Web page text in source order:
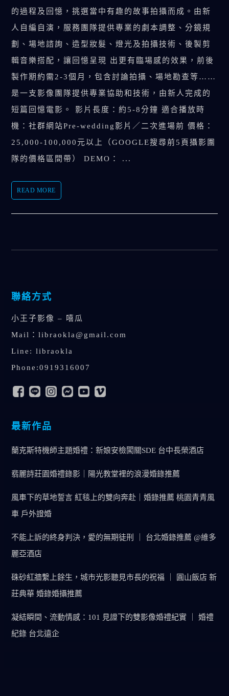
的過程及回憶，挑選當中有趣的故事拍攝而成。由新
人自編自演，服務團隊提供專業的劇本調整、分鏡規
劃、場地諮詢、造型妝髮、燈光及拍攝技術、後製剪
輯音樂搭配，讓回憶呈現 出更有臨場感的效果，前後
製作期約需2-3個月，包含討論拍攝、場地勘查等……
是一支影像團隊提供專業協助和技術，由新人完成的
短篇回憶電影。 影片長度：約5-8分鐘 適合播放時
機：社群網站Pre-wedding影片／二次進場前 價格：
25,000-100,000元以上（GOOGLE搜尋前5頁攝影團
隊的價格區間帶） DEMO： ...
READ MORE
聯絡方式
小王子影像 – 嘻瓜
Mail：libraokla@gmail.com
Line: libraokla
Phone:0919316007
最新作品
蘭克斯特機師主題婚禮：新娘安檢闖關SDE 台中長榮酒店
翡麗詩莊園婚禮錄影｜陽光教堂裡的浪漫婚錄推薦
風車下的草地誓言 紅毯上的雙向奔赴｜婚錄推薦 桃園青青風
車 戶外證婚
不能上訴的終身判決，愛的無期徒刑 ｜ 台北婚錄推薦 @維多
麗亞酒店
硃砂紅牆繫上餘生，城市光影聽見市長的祝福 ｜ 圓山飯店 新
莊典華 婚錄婚攝推薦
凝結瞬間、流動情感：101 見證下的雙影像婚禮紀實 ｜ 婚禮
紀錄 台北遠企